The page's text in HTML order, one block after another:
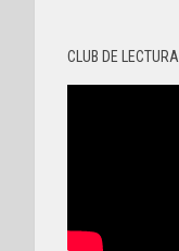
CLUB DE LECTURA